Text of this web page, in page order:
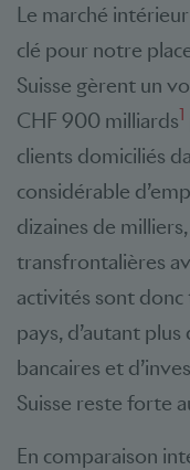
Le marché
clé pour notre
Suisse gèrent un
CHF 900 milliards1
clients domiciliés
considérable
dizaines de
transfrontalières
activités sont
pays, d’autant
bancaires et
Suisse reste forte
En comparaison